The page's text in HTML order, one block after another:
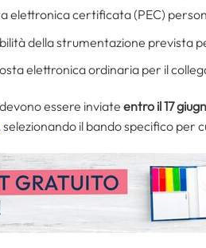
elettronica certificata (PEC)
della strumentazione prevista
elettronica ordinaria per il
essere inviate entro il 17
selezionando il bando specifico per